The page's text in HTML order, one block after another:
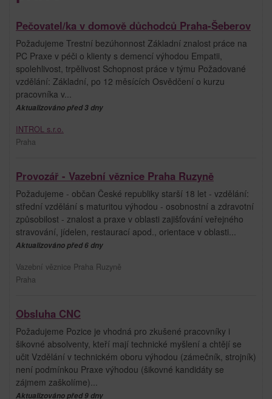
Pečovatel/ka v domově důchodců Praha-Šeberov
Požadujeme Trestní bezúhonnost Základní znalost práce na
PC Praxe v péči o klienty s demencí výhodou Empatii,
spolehlivost, trpělivost Schopnost práce v týmu Požadované
vzdělání: Základní, po 12 měsících Osvědčení o kurzu
pracovníka v...
Aktualizováno před 3 dny
INTROL s.r.o.
Praha
Provozář - Vazební věznice Praha Ruzyně
Požadujeme - občan České republiky starší 18 let - vzdělání:
střední vzdělání s maturitou výhodou - osobnostní a zdravotní
způsobilost - znalost a praxe v oblasti zajišťování veřejného
stravování, jídelen, restaurací apod., orientace v oblasti...
Aktualizováno před 6 dny
Vazební věznice Praha Ruzyně
Praha
Obsluha CNC
Požadujeme Pozice je vhodná pro zkušené pracovníky i
šikovné absolventy, kteří mají technické myšlení a chtějí se
učit Vzdělání v technickém oboru výhodou (zámečník, strojník)
není podmínkou Praxe výhodou (šikovné kandidáty se
zájmem zaškolíme)...
Aktualizováno před 9 dny